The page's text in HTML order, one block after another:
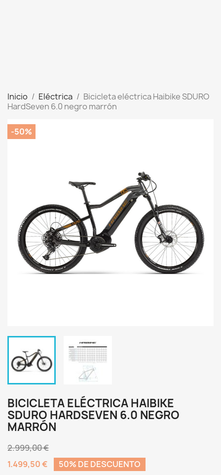
Inicio Eléctrica
Bicicleta eléctrica Haibike SDURO
HardSeven 6.0 negro marrón
-50%
BICICLETA ELÉCTRICA HAIBIKE
SDURO HARDSEVEN 6.0 NEGRO
MARRÓN
2.999,00 €
1.499,50 €
50% DE DESCUENTO